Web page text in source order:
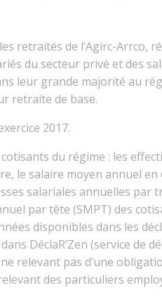
retraités de l’Agirc-Arrco,
du secteur privé et des
leur grande majorité au
retraite de base.
2017.
du régime : les
le salaire moyen annuel
salariales annuelles par
par tête (SMPT) des
disponibles dans les
DéclaR’Zen (service de
relevant pas d’une
des particuliers